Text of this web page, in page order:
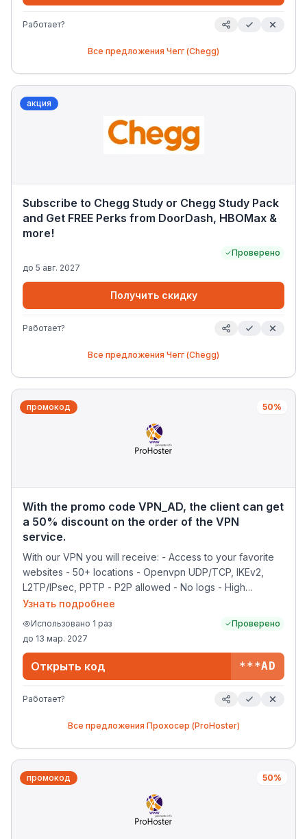
Работает?
Все предложения Чегг (Chegg)
акция
Subscribe to Chegg Study or Chegg Study Pack
and Get FREE Perks from DoorDash, HBOMax &
more!
Проверено
до 5 авг. 2027
Получить скидку
Работает?
Все предложения Чегг (Chegg)
промокод 50%
With the promo code VPN_AD, the client can get
a 50% discount on the order of the VPN
service.
With our VPN you will receive: - Access to your favorite
websites - 50+ locations - Openvpn UDP/TCP, IKEv2,
L2TP/IPsec, PPTP - P2P allowed - No logs - High
connection speed without restrictions.
Узнать подробнее
Использовано 1 раз
Проверено
до 13 мар. 2027
Открыть код ***AD
Работает?
Все предложения Прохосер (ProHoster)
промокод 50%